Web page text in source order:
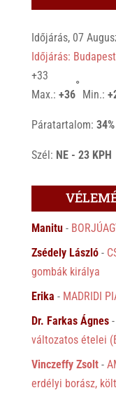
Időjárás, 07
Időjárás: Budapest
+33
Max.: +36
°
Min.: +
Páratartalom: 34%
Szél: NE - 23 KPH
Manitu-
Zsédely László-
gombák királya
Erika - MADRIDI
Dr. Farkas Ágnes-
változatos ételei
Vinczeffy Zsolt-
erdélyi borász,